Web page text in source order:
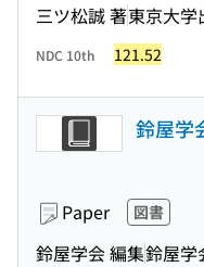
三ツ松誠 著東京大学
NDC 10th 121.52
鈴屋学
Paper 図書
鈴屋学会 編集鈴屋学